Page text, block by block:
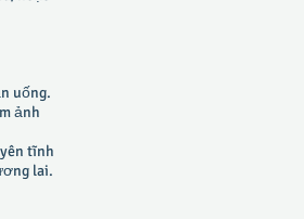
uống.
ảnh
tĩnh
lai.